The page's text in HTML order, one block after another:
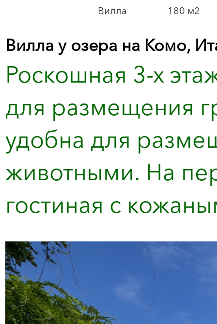
Вилла 180 м2
Вилла у озера на Комо,
Роскошная 3-х
для размещения
удобна для
животными. На
гостиная с